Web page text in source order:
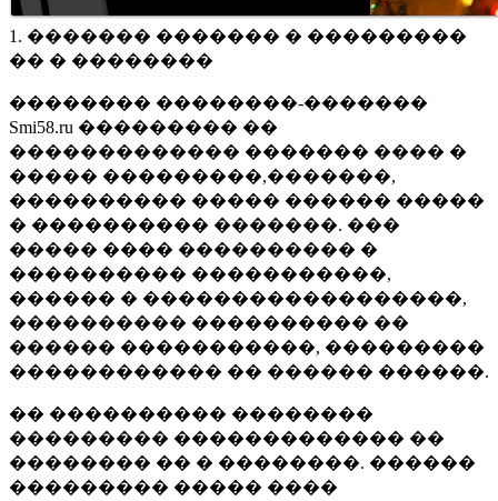
1. ������� ������� � ���������
�� � ��������
�������� ��������-�������
Smi58.ru ��������� ��
������������� ������� ���� �
����� ���������,�������,
���������� ����� ������ �����
� ���������� �������. ���
����� ���� ���������� �
���������� �����������,
������ � ������������������,
���������� ���������� ��
������ �����������, ���������
������������ �� ������ ������.
�� ���������� ��������
��������� ������������� ��
�������� �� � ��������. ������
��������� ����� ����